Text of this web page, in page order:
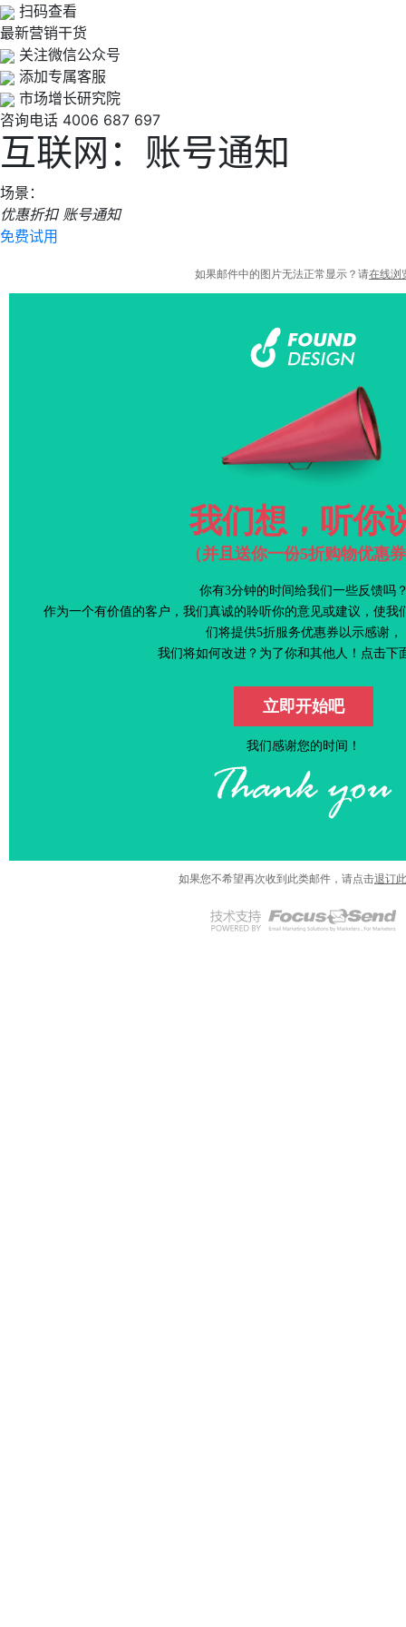
扫码查看
最新营销干货
关注微信公众号
添加专属客服
市场增长研究院
咨询电话 4006 687 697
互联网：账号通知
场景：
优惠折扣 账号通知
免费试用